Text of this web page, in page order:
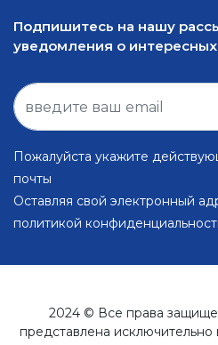
Подпишитесь на нашу
уведомления о
Пожалуйста укажите
почты
Оставляя свой электронный
политикой
2024 © Все права
представлена исключительно